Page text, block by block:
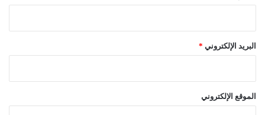
البريد الإلكتروني *
الموقع الإلكتروني